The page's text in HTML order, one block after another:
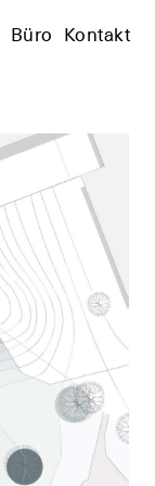
Büro Kontakt
+